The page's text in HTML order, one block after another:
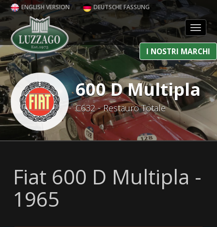
ENGLISH VERSION DEUTSCHE FASSUNG
I NOSTRI MARCHI
600 D Multipla
C632 - Restauro Totale
Fiat 600 D Multipla -
1965